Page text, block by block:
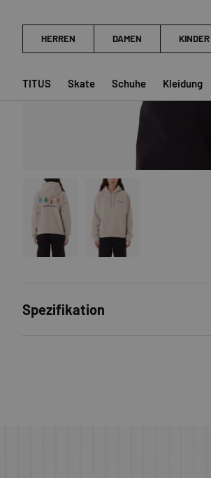
TITUS Skate Schuhe Kleidung
Bild 1 in Galerieansicht ladenBild 2 in Galerieansicht laden
Spezifikation